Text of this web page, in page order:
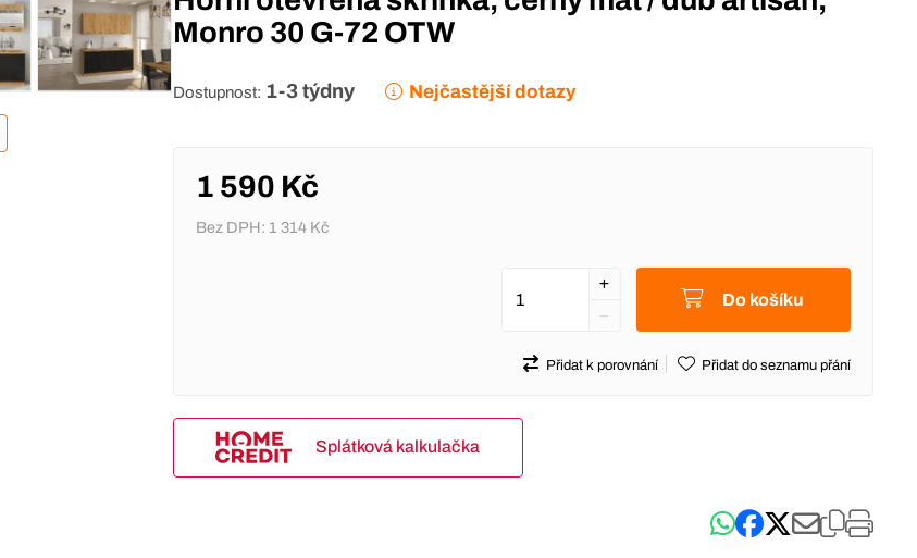
Monro 30 G-72 OTW
Dostupnost: 1-3 týdny Nejčastější dotazy
1 590 Kč
Bez DPH: 1 314 Kč
Do košíku
Přidat k porovnání Přidat do seznamu přání
Splátková kalkulačka